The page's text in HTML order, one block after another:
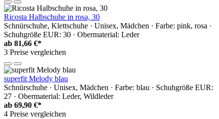
Ricosta Halbschuhe in rosa, 30
Schnürschuhe, Klettschuhe · Unisex, Mädchen · Farbe: pink, rosa ·
Schuhgröße EUR: 30 · Obermaterial: Leder
ab 81,66 €*
3 Preise vergleichen
superfit Melody blau
Schnürschuhe · Unisex, Mädchen · Farbe: blau · Schuhgröße EUR:
27 · Obermaterial: Leder, Wildleder
ab 69,90 €*
4 Preise vergleichen